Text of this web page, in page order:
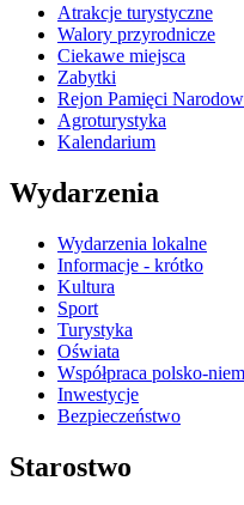
Atrakcje turystyczne
Walory przyrodnicze
Ciekawe miejsca
Zabytki
Rejon Pamięci
Agroturystyka
Kalendarium
Wydarzenia
Wydarzenia lokalne
Informacje - krótko
Kultura
Sport
Turystyka
Oświata
Współpraca polsko-
Inwestycje
Bezpieczeństwo
Starostwo